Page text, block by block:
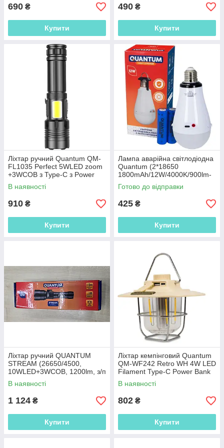
690 ₴
Купити
490 ₴
Купити
Ліхтар ручний Quantum QM-
FL1035 Perfect 5WLED zoom
+3WCOB з Type-C з Power
Bank
В наявності
910 ₴
Купити
Лампа аварійна світлодіодна
Quantum (2*18650
1800mAh/12W/4000K/900lm-
340lm/Е27)
Готово до відправки
425 ₴
Купити
Ліхтар ручний QUANTUM
STREAM (26650/4500,
10WLED+3WCOB, 1200lm, з/п
Type-C, 6 реж, зум, Power
Bank)
В наявності
1 124 ₴
Купити
Ліхтар кемпінговий Quantum
QM-WF242 Retro WH 4W LED
Filament Type-C Power Bank
В наявності
802 ₴
Купити